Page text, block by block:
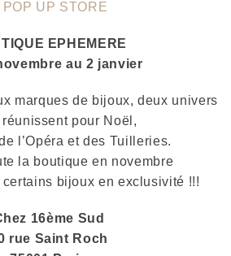
EPHEMERE
au 2 janvier
marques de bijoux, deux univers
pour Noël,
l’Opéra et des Tuilleries.
la boutique en novembre
bijoux en exclusivité !!!
16ème Sud
rue Saint Roch